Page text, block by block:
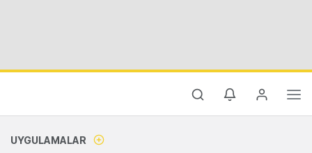
UYGULAMALAR